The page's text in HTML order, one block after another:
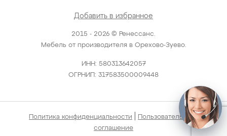
2015 - 2026 © Ренессанс.
Мебель от производителя в Орехово-Зуево.
ИНН: 580313642057
ОГРНИП: 317583500009448
Добавить в избранное
Политика конфиденциальности
Пользовательское
соглашение